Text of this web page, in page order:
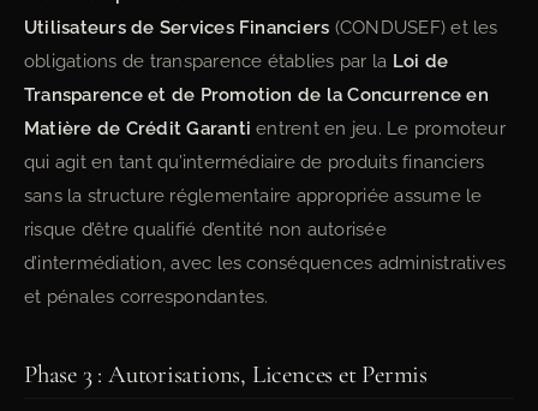
Utilisateurs de Services Financiers (CONDUSEF) et les
obligations de transparence établies par la Loi de
Transparence et de Promotion de la Concurrence en
Matière de Crédit Garanti entrent en jeu. Le promoteur
qui agit en tant qu’intermédiaire de produits financiers
sans la structure réglementaire appropriée assume le
risque d’être qualifié d’entité non autorisée
d’intermédiation, avec les conséquences administratives
et pénales correspondantes.
Phase 3 : Autorisations, Licences et Permis